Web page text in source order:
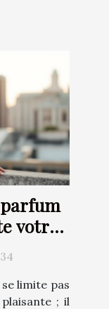
votre
limite pas
; il